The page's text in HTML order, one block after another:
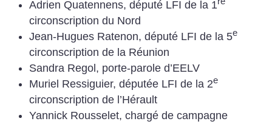
Adrien Quatennens, député LFI de la 1
circonscription du Nord
Jean-Hugues Ratenon, député LFI de la 5e
circonscription de la Réunion
Sandra Regol, porte-parole d’EELV
Muriel Ressiguier, députée LFI de la 2e
circonscription de l’Hérault
Yannick Rousselet, chargé de campagne